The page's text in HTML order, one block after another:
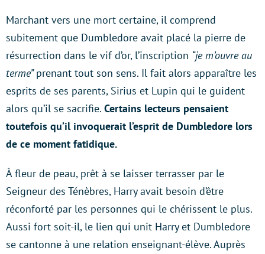
Marchant vers une mort certaine, il comprend
subitement que Dumbledore avait placé la pierre de
résurrection dans le vif d’or, l’inscription “je m’ouvre au
terme”prenant tout son sens. Il fait alors apparaître les
esprits de ses parents, Sirius et Lupin qui le guident
alors qu’il se sacrifie. Certains lecteurs pensaient
toutefois qu’il invoquerait l’esprit de Dumbledore lors
de ce moment fatidique.
À fleur de peau, prêt à se laisser terrasser par le
Seigneur des Ténèbres, Harry avait besoin d’être
réconforté par les personnes qui le chérissent le plus.
Aussi fort soit-il, le lien qui unit Harry et Dumbledore
se cantonne à une relation enseignant-élève. Auprès